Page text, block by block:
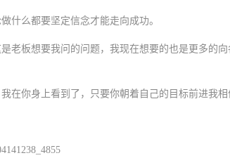
么都要坚定信念才能走向成功。
板想要我问的问题，我现在想要的也是更多的向
你身上看到了，只要你朝着自己的目标前进我相